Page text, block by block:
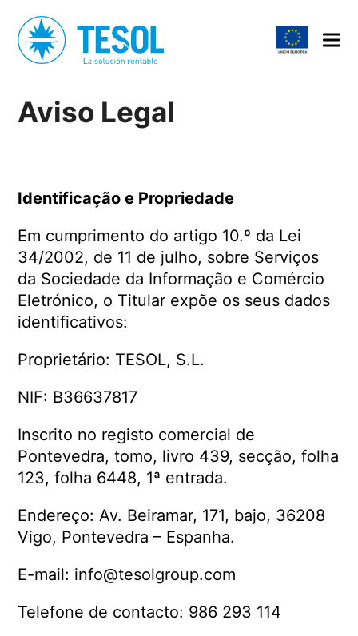
Aviso Legal
Identificação e Propriedade
Em cumprimento do artigo 10.º da Lei
34/2002, de 11 de julho, sobre Serviços
da Sociedade da Informação e Comércio
Eletrónico, o Titular expõe os seus dados
identificativos:
Proprietário: TESOL, S.L.
NIF: B36637817
Inscrito no registo comercial de
Pontevedra, tomo, livro 439, secção, folha
123, folha 6448, 1ª entrada.
Endereço: Av. Beiramar, 171, bajo, 36208
Vigo, Pontevedra – Espanha.
E-mail: info@tesolgroup.com
Telefone de contacto: 986 293 114